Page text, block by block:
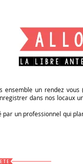
ensemble un rendez
dans nos locaux
un professionnel qui